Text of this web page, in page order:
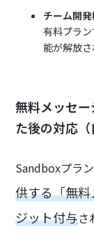
チーム開発
有料プラ
能が解放さ
無料メッセ
た後の対応（
Sandboxプラ
供する「無
ジット付与さ